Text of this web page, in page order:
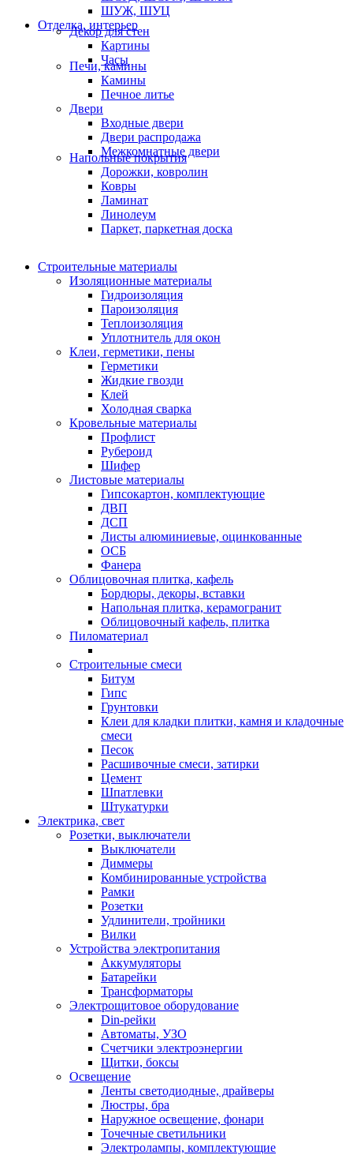
ШУЖ, ШУЦ
Отделка, интерьер
Декор для стен
Картины
Часы
Печи, камины
Камины
Печное литье
Двери
Входные двери
Двери распродажа
Межкомнатные двери
Напольные покрытия
Дорожки, ковролин
Ковры
Ламинат
Линолеум
Паркет, паркетная доска
Строительные материалы
Изоляционные материалы
Гидроизоляция
Пароизоляция
Теплоизоляция
Уплотнитель для окон
Клеи, герметики, пены
Герметики
Жидкие гвозди
Клей
Холодная сварка
Кровельные материалы
Профлист
Рубероид
Шифер
Листовые материалы
Гипсокартон, комплектующие
ДВП
ДСП
Листы алюминиевые, оцинкованные
ОСБ
Фанера
Облицовочная плитка, кафель
Бордюры, декоры, вставки
Напольная плитка, керамогранит
Облицовочный кафель, плитка
Пиломатериал
Строительные смеси
Битум
Гипс
Грунтовки
Клеи для кладки плитки, камня и кладочные
смеси
Песок
Расшивочные смеси, затирки
Цемент
Шпатлевки
Штукатурки
Электрика, свет
Розетки, выключатели
Выключатели
Диммеры
Комбинированные устройства
Рамки
Розетки
Удлинители, тройники
Вилки
Устройства электропитания
Аккумуляторы
Батарейки
Трансформаторы
Электрощитовое оборудование
Din-рейки
Автоматы, УЗО
Счетчики электроэнергии
Щитки, боксы
Освещение
Ленты светодиодные, драйверы
Люстры, бра
Наружное освещение, фонари
Точечные светильники
Электролампы, комплектующие